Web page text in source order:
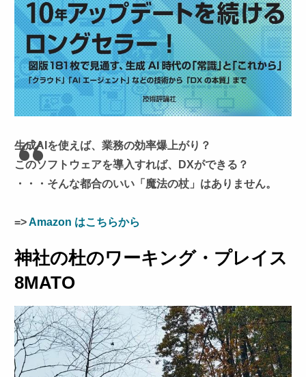
生成AIを使えば、業務の効率爆上がり？
このソフトウェアを導入すれば、DXができる？
・・・そんな都合のいい「魔法の杖」はありません。
=>Amazon はこちらから
神社の杜のワーキング・プレイス
8MATO